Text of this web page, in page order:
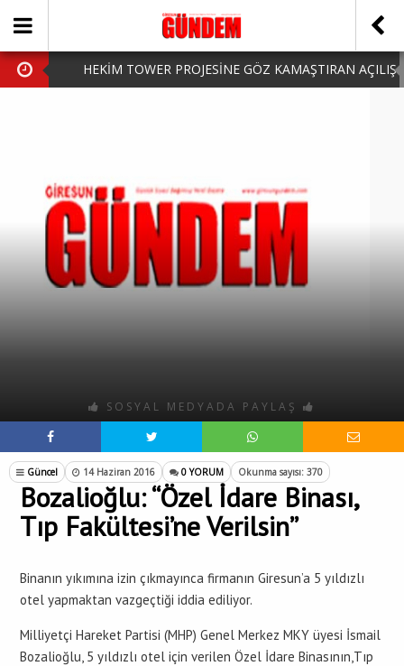
HEKİM TOWER PROJESİNE GÖZ KAMAŞTIRAN AÇILIŞ
HARUN CİCİ: VİDEOYU GÖRÜNCE GÖZLERİM DOLDU
SOSYAL MEDYADA PAYLAŞ
Güncel 14 Haziran 2016 0 YORUM Okunma sayısı: 370
Bozalioğlu: “Özel İdare Binası,
Tıp Fakültesi’ne Verilsin”
Binanın yıkımına izin çıkmayınca firmanın Giresun’a 5 yıldızlı
otel yapmaktan vazgeçtiği iddia ediliyor.
Milliyetçi Hareket Partisi (MHP) Genel Merkez MKY üyesi İsmail
Bozalioğlu, 5 yıldızlı otel için verilen Özel İdare Binasının,Tıp